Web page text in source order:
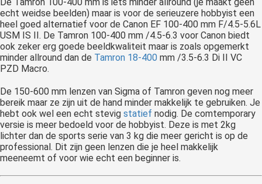
echt weidse beelden) maar is voor de serieuzere hobbyist een
heel goed alternatief voor de Canon EF 100-400 mm F/4.5-5.6L
USM IS II. De Tamron 100-400 mm /4.5-6.3 voor Canon biedt
ook zeker erg goede beeldkwaliteit maar is zoals opgemerkt
minder allround dan de Tamron 18-400 mm /3.5-6.3 Di II VC
PZD Macro.
De 150-600 mm lenzen van Sigma of Tamron geven nog meer
bereik maar ze zijn uit de hand minder makkelijk te gebruiken. Je
hebt ook wel een echt stevig statief nodig. De comtemporary
versie is meer bedoeld voor de hobbyist. Deze is met 2kg
lichter dan de sports serie van 3 kg die meer gericht is op de
professional. Dit zijn geen lenzen die je heel makkelijk
meeneemt of voor wie echt een beginner is.